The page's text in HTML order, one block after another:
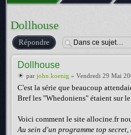
Dollhouse
Répondre
Dollhouse
par john.koenig » Vendredi 29 Mai
C'est la série que beaucoup
Bref les "Whedoniens" étaient sur
Voici comment le site allocine.fr
Au sein d'un programme top